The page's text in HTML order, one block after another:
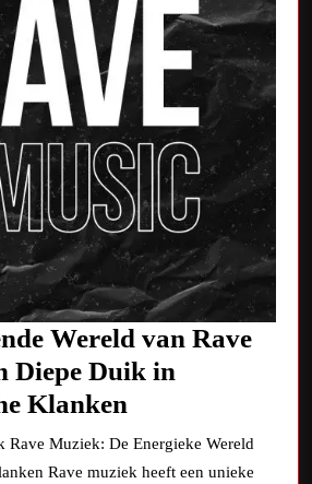
Wereld van Rave
Diepe Duik in
Klanken
Betoverende
Wereld
Rave Muziek: De Energieke Wereld
Rave muziek heeft een unieke